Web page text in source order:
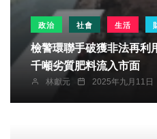
政治 社會 生活
檢警環聯手破獲非法再利用業者 成功守
千噸劣質肥料流入市面
林獻元 2025年九月11日